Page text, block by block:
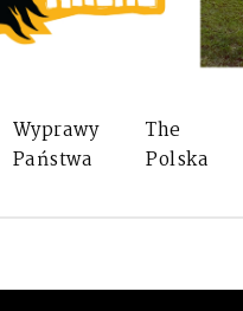
Wyprawy
Państwa
The
Polska